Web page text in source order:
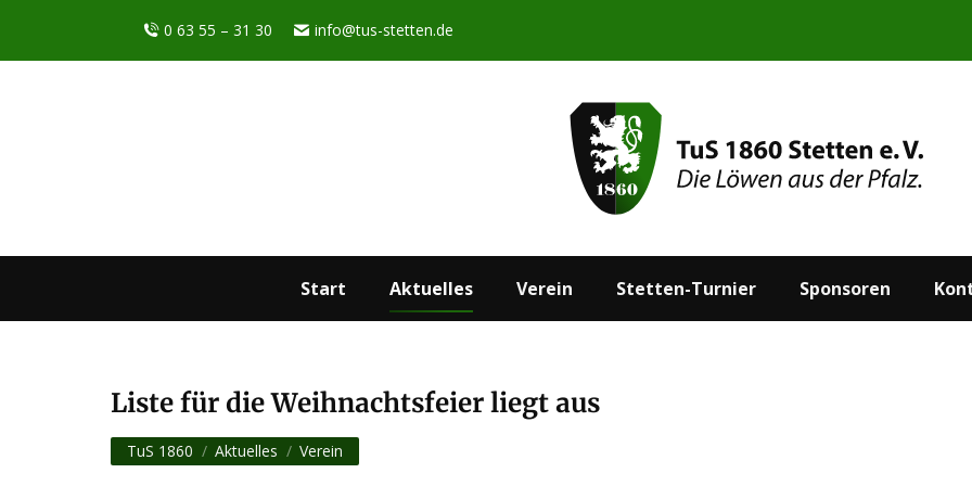
0 63 55 – 31 30 info@tus-stetten.de
Start Aktuelles Verein Stetten-Turnier Sponsoren
Liste für die Weihnachtsfeier liegt aus
Sie befinden sich hier:
TuS 1860 Aktuelles Verein